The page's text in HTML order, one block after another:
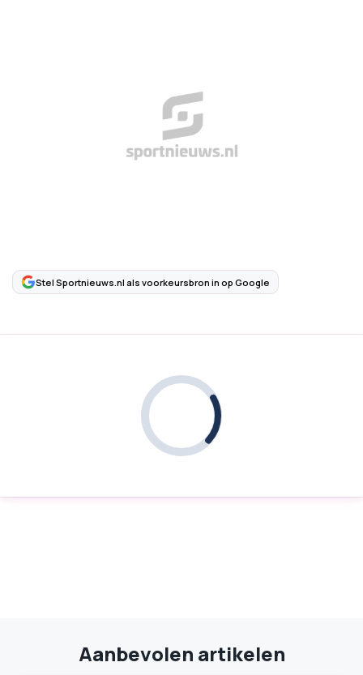
Stel Sportnieuws.nl als voorkeursbron in op Google
Aanbevolen artikelen